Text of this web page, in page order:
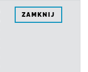
ZAMKNIJ